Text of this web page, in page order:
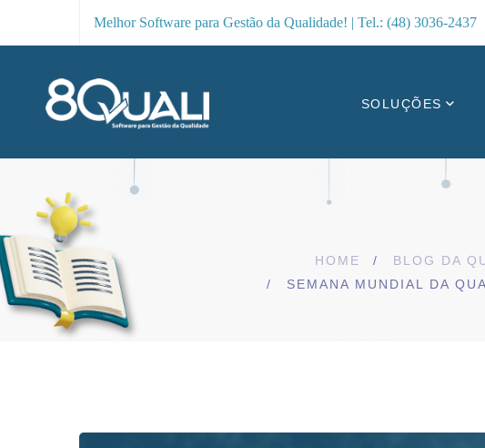
Melhor Software para Gestão da Qualidade! | Tel.: (48) 3036-2437
SOLUÇÕES
HOME BLOG DA
SEMANA MUNDIAL DA